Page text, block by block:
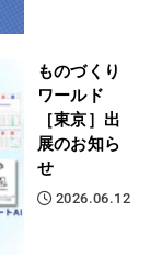
ものづくり
ワールド
［東京］出
展のお知ら
せ
2026.06.12